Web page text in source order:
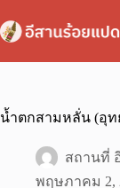
to
content
น้ำตกสามหลั่น (อุ
สถานที่
พฤษภาคม 2,